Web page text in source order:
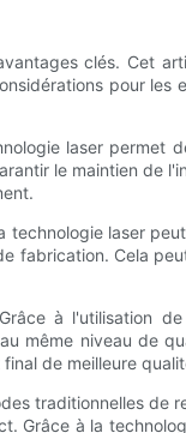
clés. Cet
pour les
laser permet
le maintien de
technologie laser
fabrication. Cela
à l'utilisation de
même niveau de
de meilleure
traditionnelles de
Grâce à la